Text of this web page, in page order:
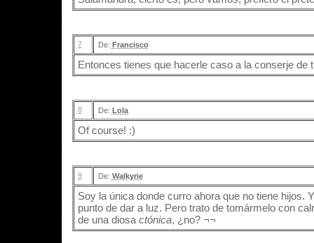
7 De: Francisco
Entonces tienes que hacerle caso a la conserje de
8 De: Lola
Of course! :)
9 De: Walkyrie
Soy la única donde curro ahora que no tiene hijos.
punto de dar a luz. Pero trato de tomármelo con
de una diosa ctónica, ¿no? ¬¬